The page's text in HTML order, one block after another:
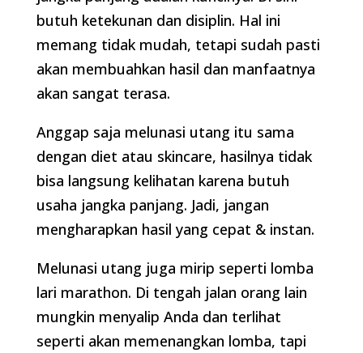
butuh ketekunan dan disiplin. Hal ini
memang tidak mudah, tetapi sudah pasti
akan membuahkan hasil dan manfaatnya
akan sangat terasa.
Anggap saja melunasi utang itu sama
dengan diet atau skincare, hasilnya tidak
bisa langsung kelihatan karena butuh
usaha jangka panjang. Jadi, jangan
mengharapkan hasil yang cepat & instan.
Melunasi utang juga mirip seperti lomba
lari marathon. Di tengah jalan orang lain
mungkin menyalip Anda dan terlihat
seperti akan memenangkan lomba, tapi